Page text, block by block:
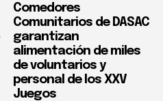
Comedores
Comunitarios de DASAC
garantizan
alimentación de miles
de voluntarios y
personal de los XXV
Juegos